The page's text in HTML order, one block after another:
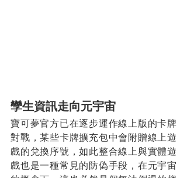
孿生資訊走向元宇宙
寶可夢官方已在逐步運作線上版的卡牌
對戰，某些卡牌擴充包中會附贈線上遊
戲的兌換序號，如此整合線上與實體遊
戲也是一種常見的防偽手段，在元宇宙